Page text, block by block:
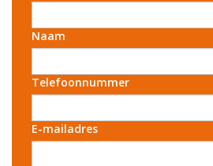
Naam
Telefoonnummer
E-mailadres